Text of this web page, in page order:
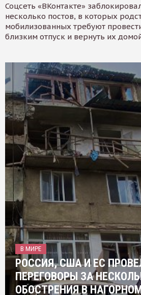
Соцсеть «ВКонтакте»
несколько постов, в которых
мобилизованных требуют
близким отпуск и вернуть их
В МИРЕ
РОССИЯ, США И ЕС
ПЕРЕГОВОРЫ ЗА
ОБОСТРЕНИЯ В